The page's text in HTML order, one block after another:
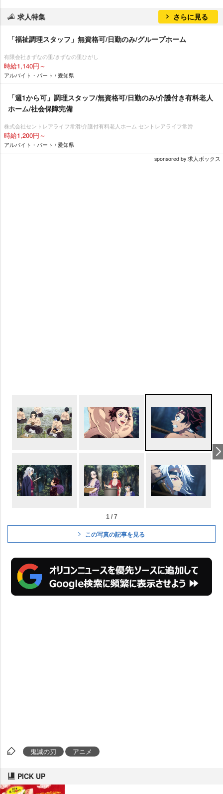
求人特集 さらに見る
「福祉調理スタッフ」無資格可/日勤のみ/グループホーム
有限会社きずなの里/きずなの里ひがし
時給1,140円～
アルバイト・パート / 愛知県
「週1から可」調理スタッフ/無資格可/日勤のみ/介護付き有料老人
ホーム/社会保障完備
株式会社セントレアライフ常滑/介護付有料老人ホーム セントレアライフ常滑
時給1,200円～
アルバイト・パート / 愛知県
sponsored by 求人ボックス
1 / 7
この写真の記事を見る
鬼滅の刃 アニメ
PICK UP